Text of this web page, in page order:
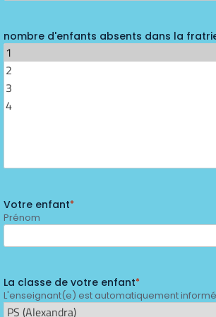
nombre d'enfants absents dans la
Votre enfant*
Prénom
La classe de votre enfant*
L'enseignant(e) est automatiquement